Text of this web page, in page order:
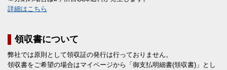
詳細はこちら
領収書について
弊社では原則として領収証の発行は行っておりません。
領収書をご希望の場合はマイページから「御支払明細書(領収書)」とし